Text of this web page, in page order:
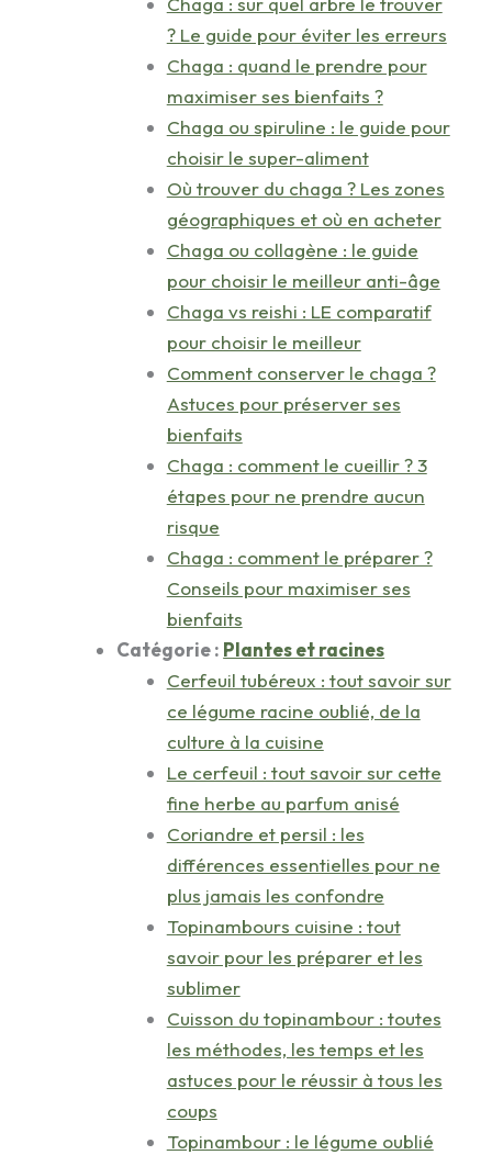
? Le guide pour éviter les erreurs
Chaga : quand le prendre pour
maximiser ses bienfaits ?
Chaga ou spiruline : le guide pour
choisir le super-aliment
Où trouver du chaga ? Les zones
géographiques et où en acheter
Chaga ou collagène : le guide
pour choisir le meilleur anti-âge
Chaga vs reishi : LE comparatif
pour choisir le meilleur
Comment conserver le chaga ?
Astuces pour préserver ses
bienfaits
Chaga : comment le cueillir ? 3
étapes pour ne prendre aucun
risque
Chaga : comment le préparer ?
Conseils pour maximiser ses
bienfaits
Catégorie : Plantes et racines
Cerfeuil tubéreux : tout savoir sur
ce légume racine oublié, de la
culture à la cuisine
Le cerfeuil : tout savoir sur cette
fine herbe au parfum anisé
Coriandre et persil : les
différences essentielles pour ne
plus jamais les confondre
Topinambours cuisine : tout
savoir pour les préparer et les
sublimer
Cuisson du topinambour : toutes
les méthodes, les temps et les
astuces pour le réussir à tous les
coups
Topinambour : le légume oublié